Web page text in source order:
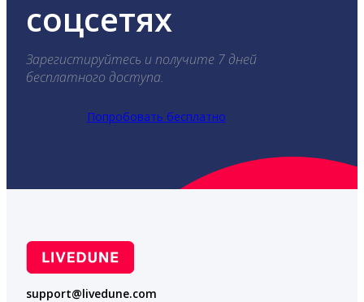
соцсетях
Зарегистируйтесь и получите 7 дней
бесплатного доступа.
Попробовать бесплатно
support@livedune.com